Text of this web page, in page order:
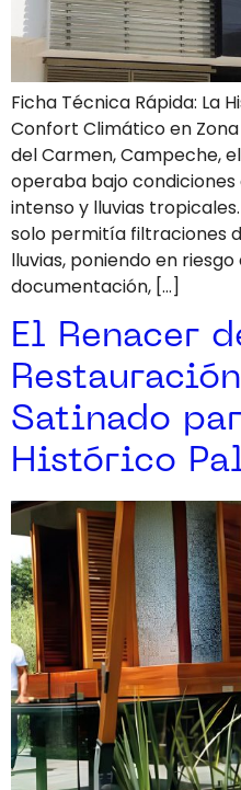
Ficha Técnica Rápida: La
Confort Climático en
del Carmen, Campeche,
operaba bajo
intenso y lluvias
solo permitía filtraciones
lluvias, poniendo en
documentación, […]
El Renacer
Satinado
Histórico